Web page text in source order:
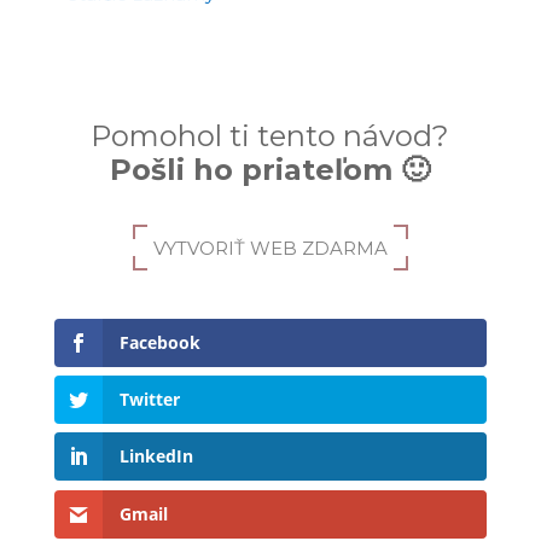
Pomohol ti tento návod?
Pošli ho priateľom 🙂
VYTVORIŤ WEB ZDARMA
Facebook
Twitter
LinkedIn
Gmail